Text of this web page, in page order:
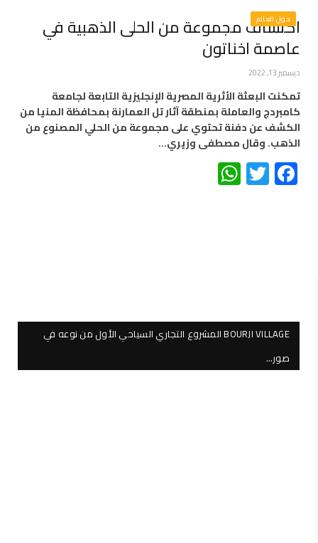
حول العالم
اكتشاف مجموعة من الحلى الذهبية في
عاصمة اخناتون
ديسمبر 13, 2022
تمكنت البعثة الأثرية المصرية الإنجليزية التابعة لجامعة
كامبردج والعاملة بمنطقة آثار تل العمارنة بمحافظة المنيا من
الكشف عن دفنة تحتوي على مجموعة من الحلي المصنوع من
الذهب. وقال مصطفى وزيري…
Facebook
Twitter
BOURJI VILLAGE المشروع التجاري السياحي الأول من نوعه في
صور…